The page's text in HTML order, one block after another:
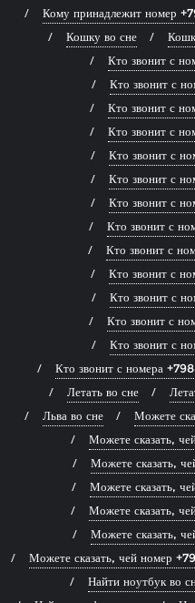
Кому принадлежит номер
Кошку во сне
Кто звонит с
Кто звонит с
Кто звонит с
Кто звонит с
Кто звонит с
Кто звонит с
Кто звонит с
Кто звонит с
Кто звонит с
Кто звонит с
Кто звонит с
Кто звонит с
Кто звонит с
Кто звонит с номера
Летать во сне
Льва во сне
Можете
Можете сказать,
Можете сказать,
Можете сказать,
Можете сказать,
Можете сказать,
Можете сказать, чей номер
Найти ноутбук во